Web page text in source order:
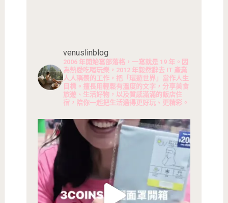
venuslinblog
2006 年開始寫部落格，一寫就是 19 年。因
為熱愛吃喝玩樂，2012 年毅然辭去 IT 產業
人人稱羨的工作，把「環遊世界」當作人生
目標。擅長用輕鬆有溫度的文字，分享美食
旅遊、生活好物，以及質感滿滿的飯店住
宿，陪你一起把生活過得更好玩、更精彩。